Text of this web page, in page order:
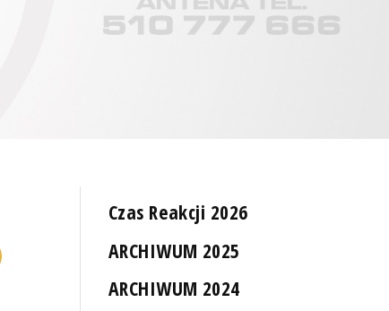
Czas Reakcji 2026
ARCHIWUM 2025
ARCHIWUM 2024